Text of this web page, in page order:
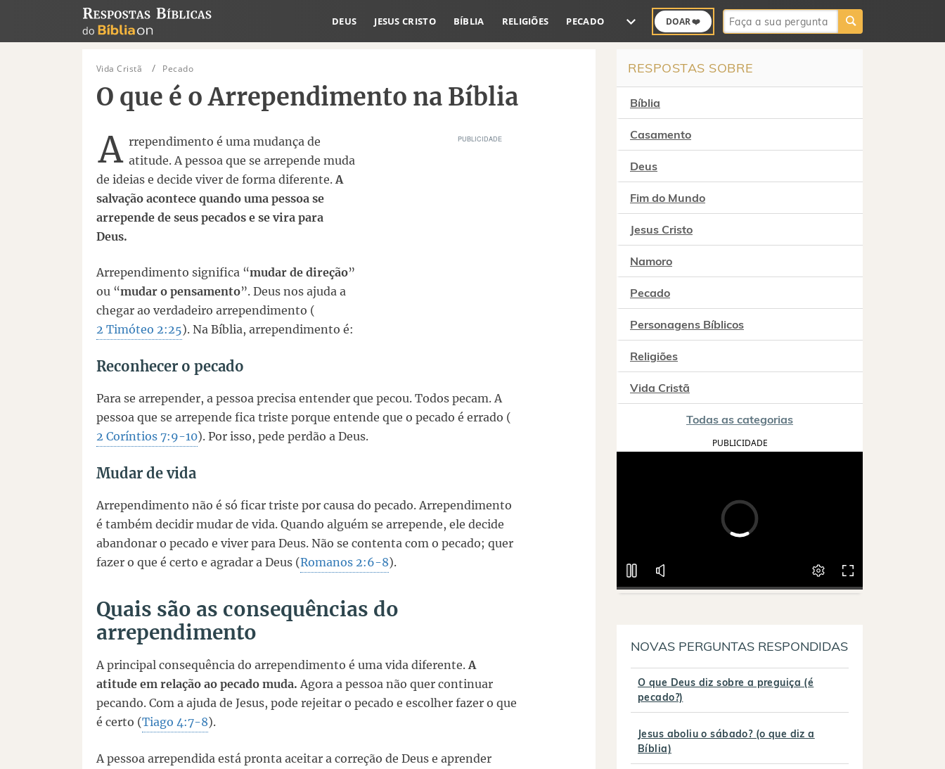
DEUS JESUS CRISTO BÍBLIA RELIGIÕES PECADO DOAR ❤️ Buscar:
Vida Cristã Pecado
O que é o Arrependimento na Bíblia
A rrependimento é uma mudança de
atitude. A pessoa que se arrepende muda
de ideias e decide viver de forma diferente. A
salvação acontece quando uma pessoa se
arrepende de seus pecados e se vira para
Deus.
Arrependimento significa “mudar de direção”
ou “mudar o pensamento”. Deus nos ajuda a
chegar ao verdadeiro arrependimento (
2 Timóteo 2:25). Na Bíblia, arrependimento é:
Reconhecer o pecado
Para se arrepender, a pessoa precisa entender que pecou. Todos pecam. A
pessoa que se arrepende fica triste porque entende que o pecado é errado (
2 Coríntios 7:9-10). Por isso, pede perdão a Deus.
Mudar de vida
Arrependimento não é só ficar triste por causa do pecado. Arrependimento
é também decidir mudar de vida. Quando alguém se arrepende, ele decide
abandonar o pecado e viver para Deus. Não se contenta com o pecado; quer
fazer o que é certo e agradar a Deus (Romanos 2:6-8).
Quais são as consequências do
arrependimento
A principal consequência do arrependimento é uma vida diferente. A
atitude em relação ao pecado muda. Agora a pessoa não quer continuar
pecando. Com a ajuda de Jesus, pode rejeitar o pecado e escolher fazer o que
é certo (Tiago 4:7-8).
A pessoa arrependida está pronta aceitar a correção de Deus e aprender
RESPOSTAS SOBRE
Bíblia
Casamento
Deus
Fim do Mundo
Jesus Cristo
Namoro
Pecado
Personagens Bíblicos
Religiões
Vida Cristã
Todas as categorias
PUBLICIDADE
NOVAS PERGUNTAS RESPONDIDAS
O que Deus diz sobre a preguiça (é
pecado?)
Jesus aboliu o sábado? (o que diz a
Bíblia)